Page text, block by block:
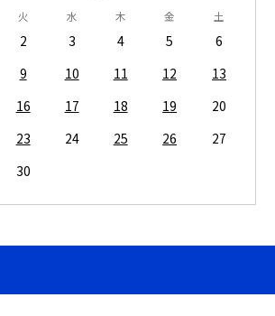
火 水 木 金 土
2 3 4 5
6
9 10 11 12
13
16 17 18 19
20
23 24 25 26
27
30